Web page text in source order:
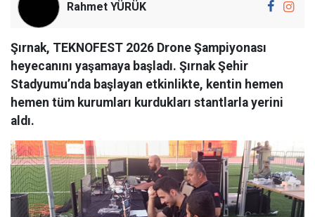
Rahmet YÜRÜK
Şırnak, TEKNOFEST 2026 Drone Şampiyonası
heyecanını yaşamaya başladı. Şırnak Şehir
Stadyumu’nda başlayan etkinlikte, kentin hemen
hemen tüm kurumları kurdukları stantlarla yerini
aldı.